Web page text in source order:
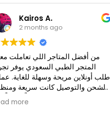
Kairos A.
2 months ago
من أفضل المتاجر اللي تعاملت
المتجر الطبي السعودي يوفر
طلب أونلاين مريحة وسهلة للغاية.
الشحن والتوصيل كانت سريعة
والمندوبين متعاونين جداً. شكراً
على هذا المستوى
more